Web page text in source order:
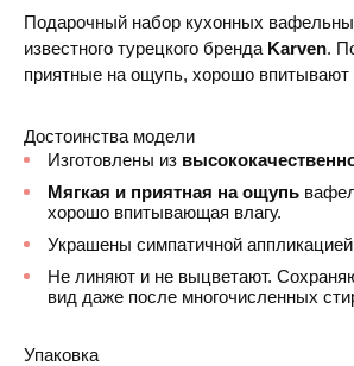
Подарочный набор кухонных
известного турецкого бренда Karven.
приятные на ощупь, хорошо впитывают
Достоинства модели
Изготовлены из
Мягкая и приятная на ощупь
хорошо впитывающая влагу.
Украшены симпатичной
Не линяют и не выцветают.
вид даже после многочисленных
Упаковка